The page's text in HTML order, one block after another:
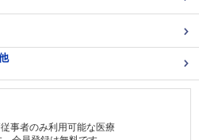
事者のみ利用可能な医療